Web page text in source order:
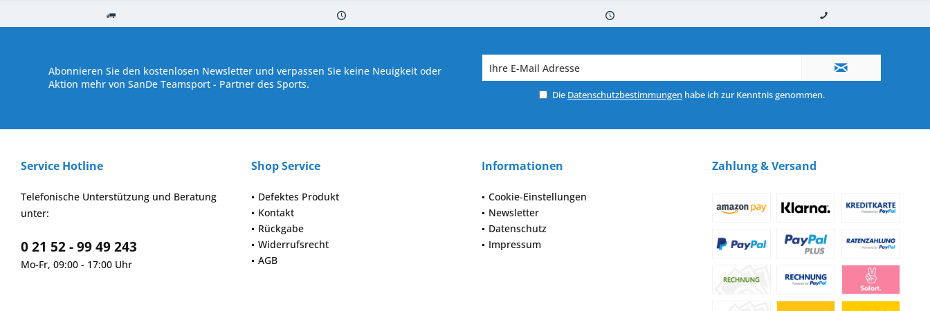
Abonnieren Sie den kostenlosen Newsletter und verpassen Sie keine Neuigkeit oder
Aktion mehr von SanDe Teamsport - Partner des Sports.
Die Datenschutzbestimmungen habe ich zur Kenntnis genommen.
Service Hotline
Telefonische Unterstützung und Beratung
unter:
0 21 52 - 99 49 243
Mo-Fr, 09:00 - 17:00 Uhr
Shop Service
Defektes Produkt
Kontakt
Rückgabe
Widerrufsrecht
AGB
Informationen
Cookie-Einstellungen
Newsletter
Datenschutz
Impressum
Zahlung & Versand